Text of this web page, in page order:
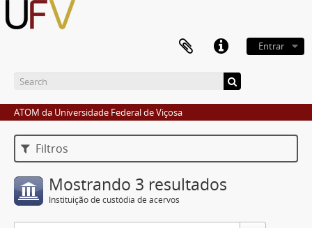
Entrar
ATOM da Universidade Federal de Viçosa
Filtros
Mostrando 3 resultados
Instituição de custódia de acervos